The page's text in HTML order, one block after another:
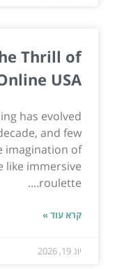
Thrill of
USA
has evolved
and few
imagination of
like immersive
roulette....
קרא עוד »
יונ 19, 2026